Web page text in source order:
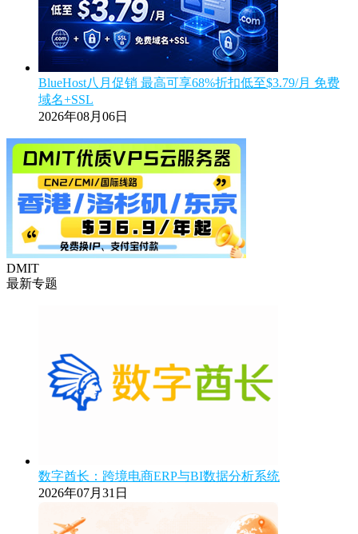
BlueHost八月促销 最高可享68%折扣低至$3.79/月 免费
域名+SSL
2026年08月06日
DMIT
最新专题
数字酋长：跨境电商ERP与BI数据分析系统
2026年07月31日